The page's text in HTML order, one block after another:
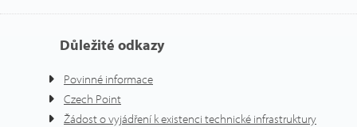
Důležité odkazy
Povinné informace
Czech Point
Žádost o vyjádření k existenci technické infrastruktury